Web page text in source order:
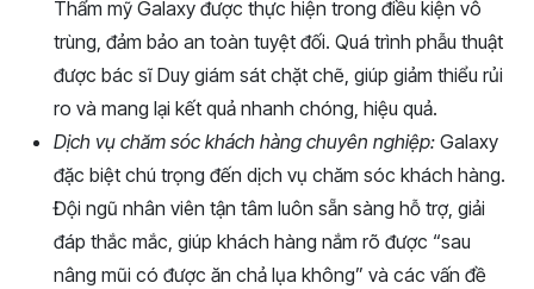
Thẩm mỹ Galaxy được thực hiện trong điều kiện vô
trùng, đảm bảo an toàn tuyệt đối. Quá trình phẫu thuật
được bác sĩ Duy giám sát chặt chẽ, giúp giảm thiểu rủi
ro và mang lại kết quả nhanh chóng, hiệu quả.
Dịch vụ chăm sóc khách hàng chuyên nghiệp: Galaxy
đặc biệt chú trọng đến dịch vụ chăm sóc khách hàng.
Đội ngũ nhân viên tận tâm luôn sẵn sàng hỗ trợ, giải
đáp thắc mắc, giúp khách hàng nắm rõ được “sau
nâng mũi có được ăn chả lụa không” và các vấn đề